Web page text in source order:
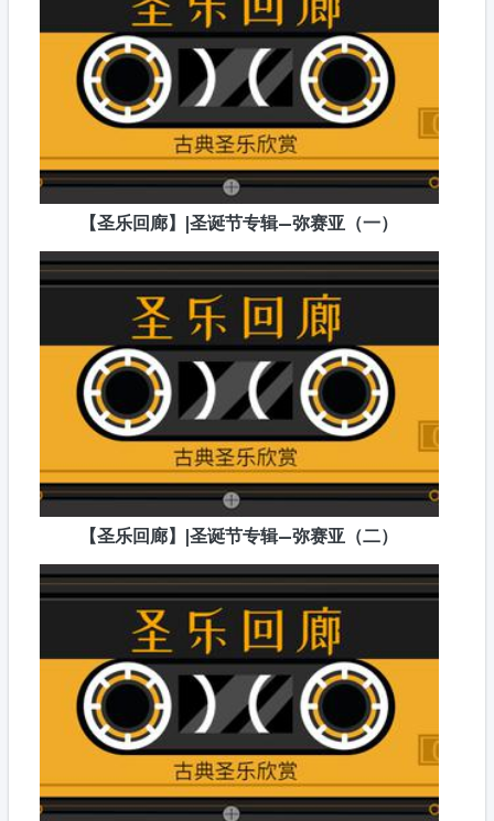
【圣乐回廊】|圣诞节专辑—弥赛亚（一）
【圣乐回廊】|圣诞节专辑—弥赛亚（二）